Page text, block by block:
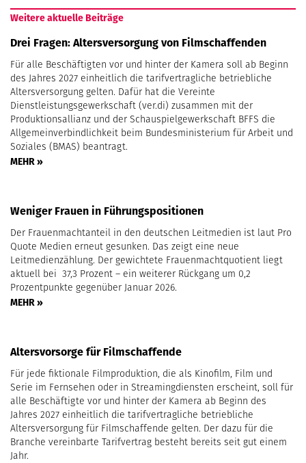
Weitere aktuelle Beiträge
Drei Fragen: Altersversorgung von Filmschaffenden
Für alle Beschäftigten vor und hinter der Kamera soll ab Beginn
des Jahres 2027 einheitlich die tarifvertragliche betriebliche
Altersversorgung gelten. Dafür hat die Vereinte
Dienstleistungsgewerkschaft (ver.di) zusammen mit der
Produktionsallianz und der Schauspielgewerkschaft BFFS die
Allgemeinverbindlichkeit beim Bundesministerium für Arbeit und
Soziales (BMAS) beantragt.
MEHR »
Weniger Frauen in Führungspositionen
Der Frauenmachtanteil in den deutschen Leitmedien ist laut Pro
Quote Medien erneut gesunken. Das zeigt eine neue
Leitmedienzählung. Der gewichtete Frauenmachtquotient liegt
aktuell bei 37,3 Prozent – ein weiterer Rückgang um 0,2
Prozentpunkte gegenüber Januar 2026.
MEHR »
Altersvorsorge für Filmschaffende
Für jede fiktionale Filmproduktion, die als Kinofilm, Film und
Serie im Fernsehen oder in Streamingdiensten erscheint, soll für
alle Beschäftigte vor und hinter der Kamera ab Beginn des
Jahres 2027 einheitlich die tarifvertragliche betriebliche
Altersversorgung für Filmschaffende gelten. Der dazu für die
Branche vereinbarte Tarifvertrag besteht bereits seit gut einem
Jahr.